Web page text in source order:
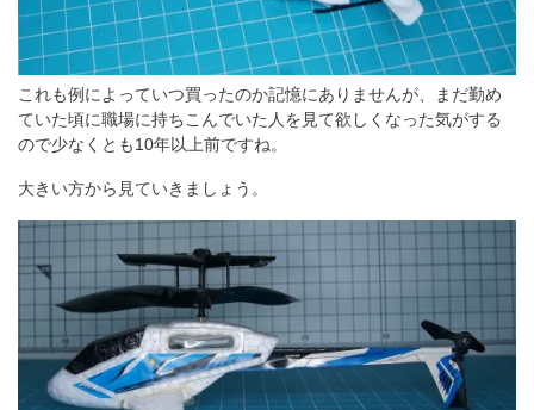
これも例によっていつ買ったのか記憶にありませんが、まだ勤め
ていた頃に職場に持ちこんでいた人を見て欲しくなった気がする
ので少なくとも10年以上前ですね。
大きい方から見ていきましょう。